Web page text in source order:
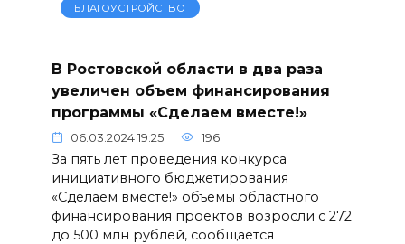
БЛАГОУСТРОЙСТВО
В Ростовской области в два раза
увеличен объем финансирования
программы «Сделаем вместе!»
06.03.2024 19:25 196
За пять лет проведения конкурса
инициативного бюджетирования
«Сделаем вместе!» объемы областного
финансирования проектов возросли с 272
до 500 млн рублей, сообщается